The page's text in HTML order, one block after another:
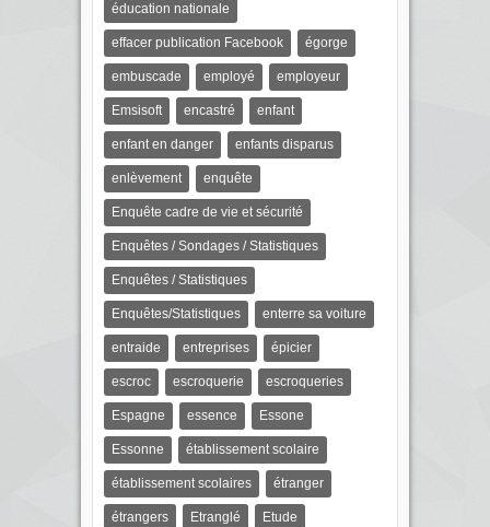
éducation nationale
effacer publication Facebook égorge
embuscade employé employeur
Emsisoft encastré enfant
enfant en danger enfants disparus
enlèvement enquête
Enquête cadre de vie et sécurité
Enquêtes / Sondages / Statistiques
Enquêtes / Statistiques
Enquêtes/Statistiques enterre sa voiture
entraide entreprises épicier
escroc escroquerie escroqueries
Espagne essence Essone
Essonne établissement scolaire
établissement scolaires étranger
étrangers Etranglé Etude